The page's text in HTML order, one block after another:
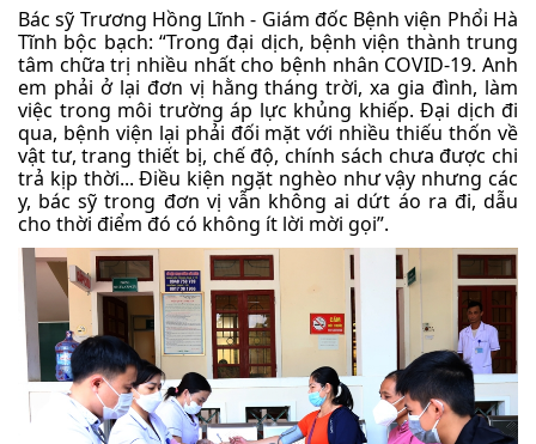
Bác sỹ Trương Hồng Lĩnh - Giám đốc Bệnh viện Phổi Hà
Tĩnh bộc bạch: “Trong đại dịch, bệnh viện thành trung
tâm chữa trị nhiều nhất cho bệnh nhân COVID-19. Anh
em phải ở lại đơn vị hằng tháng trời, xa gia đình, làm
việc trong môi trường áp lực khủng khiếp. Đại dịch đi
qua, bệnh viện lại phải đối mặt với nhiều thiếu thốn về
vật tư, trang thiết bị, chế độ, chính sách chưa được chi
trả kịp thời... Điều kiện ngặt nghèo như vậy nhưng các
y, bác sỹ trong đơn vị vẫn không ai dứt áo ra đi, dẫu
cho thời điểm đó có không ít lời mời gọi”.